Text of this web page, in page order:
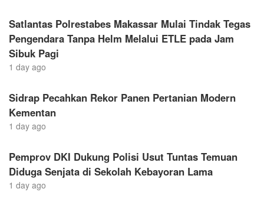
Satlantas Polrestabes Makassar Mulai Tindak Tegas
Pengendara Tanpa Helm Melalui ETLE pada Jam
Sibuk Pagi
1 day ago
Sidrap Pecahkan Rekor Panen Pertanian Modern
Kementan
1 day ago
Pemprov DKI Dukung Polisi Usut Tuntas Temuan
Diduga Senjata di Sekolah Kebayoran Lama
1 day ago